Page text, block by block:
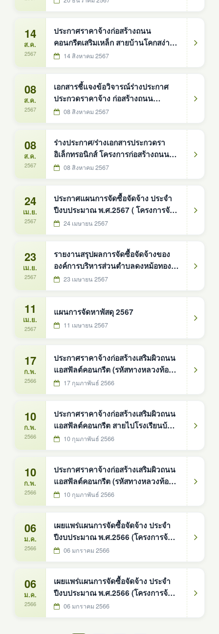
14
ส.ค.
2567
ประกาศราคาจ้างก่อสร้างถนน
คอนกรีตเสริมเหล็ก สายบ้านโคกสง่า -
บ้านดงห้วยเปลือย บ้านโคกสง่า หมู่ที่ 1
14 สิงหาคม 2567
08
ส.ค.
2567
เอกสารชี้แจงข้อวิจารณ์ร่างประกาศ
ประกวดราคาจ้าง ก่อสร้างถนน
คอนกรีตเสริมเหล็ก สายบ้านโคกสง่า-
ราคาอิเล็กทรอนิกส์ (e-bidding) งบ
ประมาณ ๗,๒๙๐,๐๐๐.๐๐ บาท ( เจ็ด
ล้านสองแสนเก้าหมื่นบาทถ้วน)
08 สิงหาคม 2567
08
ส.ค.
2567
ร่างประกาศ/ร่างเอกสารประกวดรา
อิเล็กทรอนิกส์ โครงการก่อสร้างถนน
คอนกรีตเสริมเหล็ก สายบ้านโคกสง่า-
08 สิงหาคม 2567
24
เม.ย.
2567
ประกาศแผนการจัดซื้อจัดจ้าง ประจำ
ปีงบประมาณ พ.ศ.2567 ( โครงการจัด
ซื้อรถบรรทุก ( ดีเซล ) ขนาด ๑ ตัน
กว่า ๑๑๐ กิโลวัตต์ ขับเคลื่อน ๒ ล้อ
แบบดับเบิ้ลแค็บ
24 เมษายน 2567
23
เม.ย.
2567
รายงานสรุปผลการจัดซื้อจัดจ้างของ
องค์การบริหารส่วนตำบลดงหม้อทอง
ใต้ ประจำปีงบประมาณ พ.ศ.2566
23 เมษายน 2567
11
เม.ย.
2567
แผนการจัดหาพัสดุ 2567
11 เมษายน 2567
17
ก.พ.
2566
ประกาศราคาจ้างก่อสร้างเสริมผิวถนน
แอสฟัลต์คอนกรีต (รหัสทางหลวงท้อง
ถิ่น สน.ถ.66-002) สายบ้านวังน้ำขาว -
17 กุมภาพันธ์ 2566
10
ก.พ.
2566
ประกาศราคาจ้างก่อสร้างเสริมผิวถนน
แอสฟัลต์คอนกรีต สายไปโรงเรียนบ้าน
ดงหม้อทอง หมู่ที่ 6
10 กุมภาพันธ์ 2566
10
ก.พ.
2566
ประกาศราคาจ้างก่อสร้างเสริมผิวถนน
แอสฟัลต์คอนกรีต (รหัสทางหลวงท้อง
ถิ่น สน.ถ.66-002) สายบ้านวังน้ำขาว -
10 กุมภาพันธ์ 2566
06
ม.ค.
2566
เผยแพร่แผนการจัดซื้อจัดจ้าง ประจำ
ปีงบประมาณ พ.ศ.2566 (โครงการจ้าง
เหมาก่อสร้างเสริมผิวถนนแอสฟัลต์
06 มกราคม 2566
06
ม.ค.
2566
เผยแพร่แผนการจัดซื้อจัดจ้าง ประจำ
ปีงบประมาณ พ.ศ.2566 (โครงการจ้าง
เหมาก่อสร้างเสริมผิวถนนแอสฟัลต์
06 มกราคม 2566